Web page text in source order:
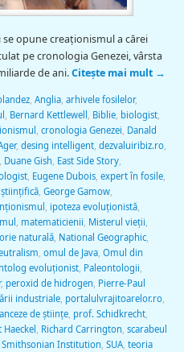
opune creaţionismul a cărei
pe cronologia Genezei, vârsta
de ani.Citește mai mult →
, Anglia, arhivele fosilelor,
Bernard Kettlewell Biblie, biologist,
cronologia Genezei Danald
, desing intelligent, dezvaluiribiz.ro,
Duane Gish East Side Story,
, Eugene Dubois, expert în fosile,
, George Gamow,
ipoteza evoluţionistă,
matematicienii Misterul vieţii
naturală, National Geographic,
omul de Java, Omul din
evoluţionist, Paleontologii
, peroxid de hidrogen Pierre-Paul
industriale, portalulvrajitoarelor.ro,
de ştiinţe, prof. Schidkrecht,
Richard Carrington scarabeul
Smithsonian Institution SUA, teoria